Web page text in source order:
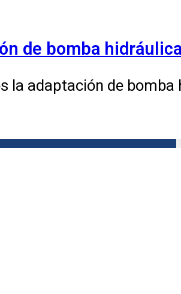
de bomba
la adaptación de